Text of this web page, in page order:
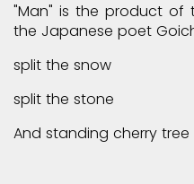
"Man" is the product of
the Japanese poet
split the snow
split the stone
And standing cherry tree